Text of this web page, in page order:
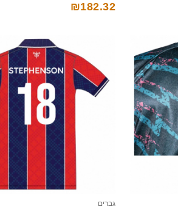
₪182.32
גברים